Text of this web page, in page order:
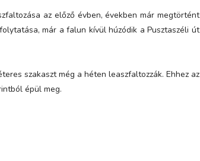
az előző évben, években már megtörtént
már a falun kívül húzódik a Pusztaszéli út
szakaszt még a héten leaszfaltozzák. Ehhez az
épül meg.